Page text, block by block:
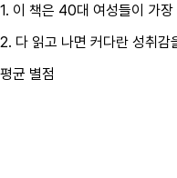
1. 이 책은 40대 여성들이 가장
2. 다 읽고 나면 커다란 성취
평균 별점